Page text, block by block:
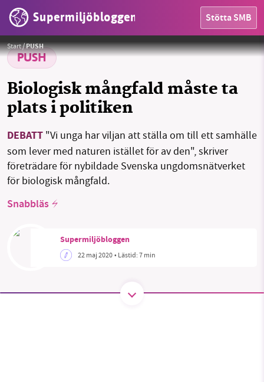
Supermiljöbloggen Stötta SMB
OMRÅDEN
MILJÖFAKTA
OM OSS
Facebook
Start/PUSH
PUSH
Biologisk mångfald måste ta
plats i politiken
DEBATT "Vi unga har viljan att ställa om till ett samhälle
som lever med naturen istället för av den", skriver
företrädare för nybildade Svenska ungdomsnätverket
för biologisk mångfald.
Snabbläs
Supermiljöbloggen
22 maj 2020• Lästid:7 min
Kristina Paukshtite / Pexels